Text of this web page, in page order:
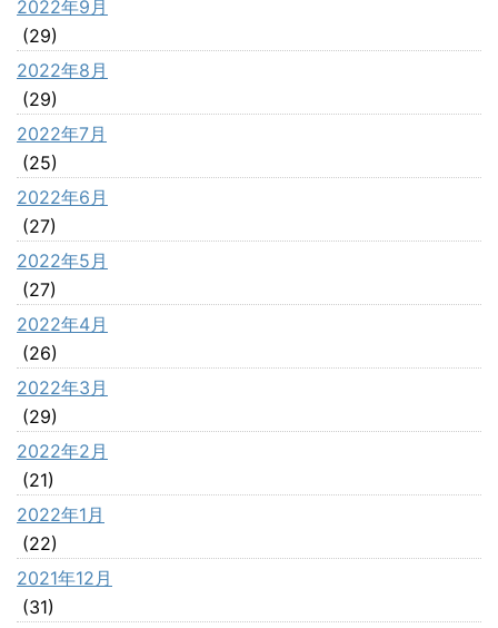
2022年9月
(29)
2022年8月
(29)
2022年7月
(25)
2022年6月
(27)
2022年5月
(27)
2022年4月
(26)
2022年3月
(29)
2022年2月
(21)
2022年1月
(22)
2021年12月
(31)